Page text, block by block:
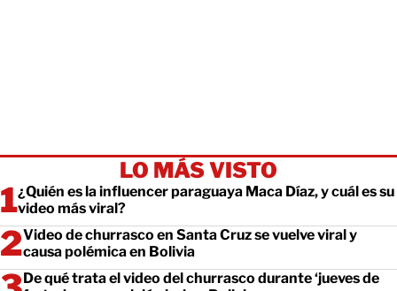
LO MÁS VISTO
¿Quién es la influencer paraguaya Maca Díaz, y cuál es su
video más viral?
Video de churrasco en Santa Cruz se vuelve viral y
causa polémica en Bolivia
De qué trata el video del churrasco durante ‘jueves de